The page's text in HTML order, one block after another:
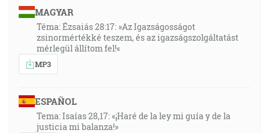
MAGYAR
Téma: Ézsaiás 28:17: »Az Igazságosságot
zsinormértékké teszem, és az igazságszolgáltatást
mérlegül állítom fel!«
MP3
ESPAÑOL
Tema: Isaías 28,17: «¡Haré de la ley mi guía y de la
justicia mi balanza!»